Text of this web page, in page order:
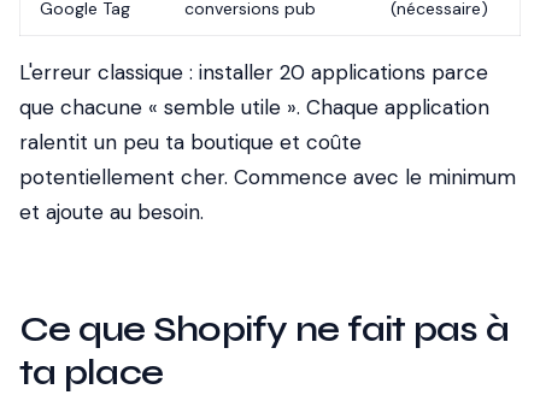
Google Tag
conversions pub
(nécessaire)
L'erreur classique : installer 20 applications parce
que chacune « semble utile ». Chaque application
ralentit un peu ta boutique et coûte
potentiellement cher. Commence avec le minimum
et ajoute au besoin.
Ce que Shopify ne fait pas à
ta place